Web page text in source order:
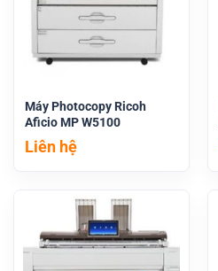
Máy Photocopy Ricoh
Aficio MP W5100
Liên hệ